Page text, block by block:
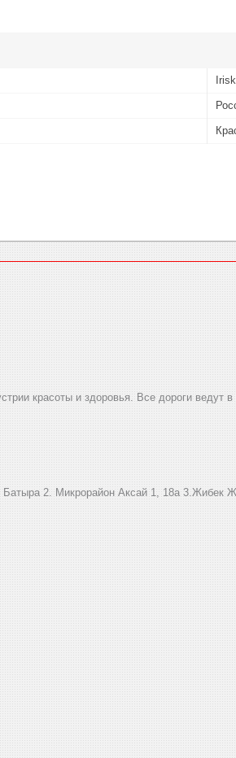
красоты и здоровья. Все дороги ведут
ㅤㅤㅤㅤㅤㅤㅤㅤㅤㅤㅤㅤㅤ2. ​Микрорайон Аксай 1, 18а